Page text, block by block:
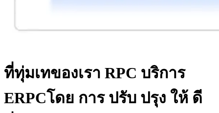
ที่ทุ่มเทของเรา RPC บริการ
ERPCโดย การ ปรับ ปรุง ให้ ดี